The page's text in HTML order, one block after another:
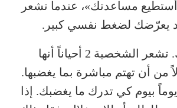
أستطيع مساعدتك»، عندما تشعر
يعرّضك لضغط نفسي كبير.
تعرّف إلى غضبك. تشعر الشخصية 2 أحياناً أنها
من أن تهتم مباشرة بما يغضبها.
بيوم كي تدرك ما يغضبك. إذا